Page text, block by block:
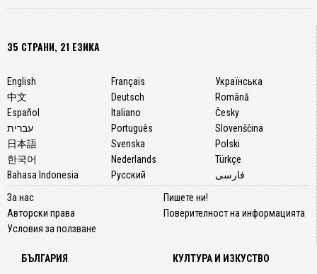
35 СТРАНИ, 21 ЕЗИКА
English
中文
Español
עברית
日本語
한국어
Bahasa Indonesia
Français
Deutsch
Italiano
Português
Svenska
Nederlands
Русский
Українська
Română
Česky
Slovenščina
Polski
Türkçe
فارسی
За нас
Авторски права
Условия за ползване
Пишете ни!
Поверителност на информацията
БЪЛГАРИЯ
КУЛТУРА И ИЗКУСТВО